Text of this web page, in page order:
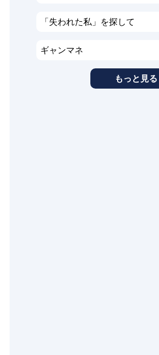
「失われた私」を探して
ギャンマネ
もっと見る